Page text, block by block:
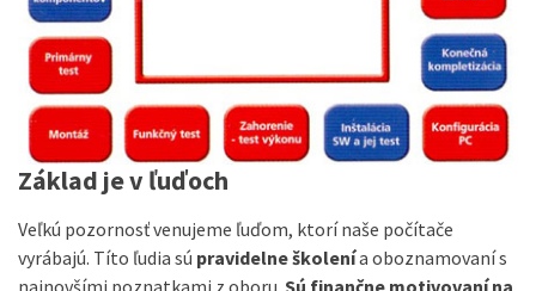
Základ je v ľuďoch
Veľkú pozornosť venujeme ľuďom, ktorí naše počítače
vyrábajú. Títo ľudia sú pravidelne školenía oboznamovaní s
najnovšími poznatkami z oboru. Sú finančne motivovaní na